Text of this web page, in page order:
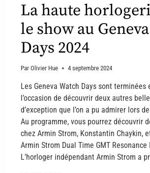
La haute
le show au
Days 2024
Par Olivier Hue 4 septembre 2024
Les Geneva Watch Days sont terminées
l’occasion de découvrir deux autres
d’exception que l’on a pu admirer lors
Au programme, vous pourrez découvrir
chez Armin Strom, Konstantin Chaykin,
Armin Strom Dual Time GMT
L’horloger indépendant Armin Strom a